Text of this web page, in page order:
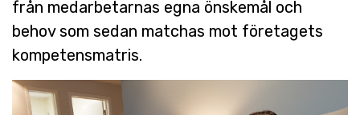
från medarbetarnas egna önskemål och
behov som sedan matchas mot företagets
kompetensmatris.